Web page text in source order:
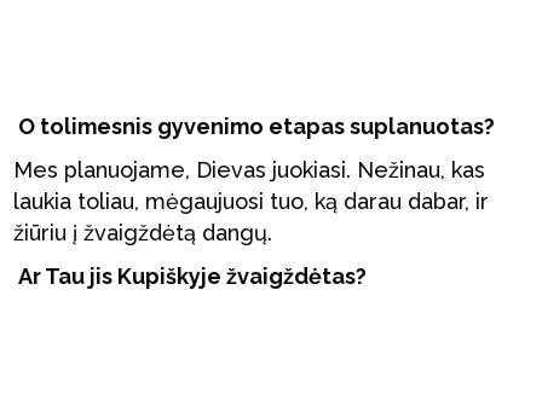
O tolimesnis gyvenimo etapas suplanuotas?
Mes planuojame, Dievas juokiasi. Nežinau, kas
laukia toliau, mėgaujuosi tuo, ką darau dabar, ir
žiūriu į žvaigždėtą dangų.
Ar Tau jis Kupiškyje žvaigždėtas?